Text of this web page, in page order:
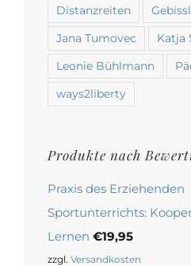
Distanzreiten
Jana Tumovec Katja
Leonie Bühlmann
ways2liberty
Produkte nach
Praxis des Erziehenden
Sportunterrichts:
Lernen €19,95
zzgl. Versandkosten